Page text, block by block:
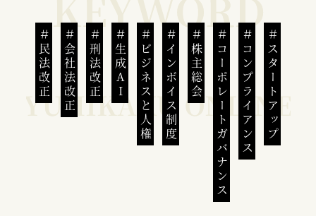
民法改正 会社法改正 刑法改正 生成AI ビジネスと人権インボイス制度 株主総会 コーポレートガバナンスコンプライアンススタートアップ